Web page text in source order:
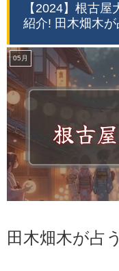
【2024】根古
紹介! 田木畑木
05月
田木畑木が占